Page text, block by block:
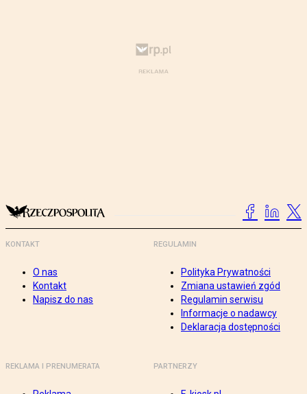
KONTAKT
O nas
Kontakt
Napisz do nas
REGULAMIN
Polityka Prywatności
Zmiana ustawień zgód
Regulamin serwisu
Informacje o nadawcy
Deklaracja dostępności
REKLAMA I PRENUMERATA PARTNERZY